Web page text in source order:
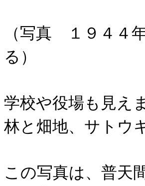
（写真 １９４４
る）
学校や役場も見え
林と畑地、サトウ
この写真は、普天